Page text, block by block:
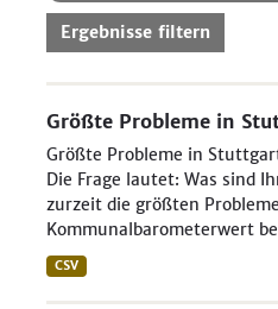
Ergebnisse filtern
Größte Probleme in
Größte Probleme in
Die Frage lautet: Was sind
zurzeit die größten
Kommunalbarometerwert
CSV